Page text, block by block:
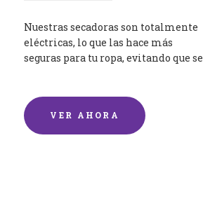
Nuestras secadoras son totalmente
eléctricas, lo que las hace más
seguras para tu ropa, evitando que se
VER AHORA